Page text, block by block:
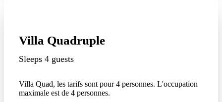
Villa Quadruple
Sleeps 4 guests
Villa Quad, les tarifs sont pour 4 personnes. L'occupation
maximale est de 4 personnes.